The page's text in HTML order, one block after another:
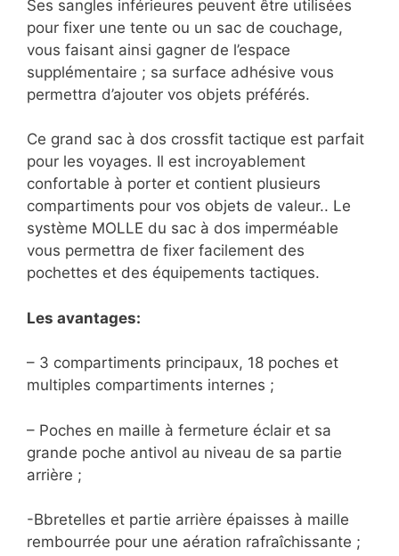
Ses sangles inférieures peuvent être utilisées
pour fixer une tente ou un sac de couchage,
vous faisant ainsi gagner de l’espace
supplémentaire ; sa surface adhésive vous
permettra d’ajouter vos objets préférés.
Ce grand sac à dos crossfit tactique est parfait
pour les voyages. Il est incroyablement
confortable à porter et contient plusieurs
compartiments pour vos objets de valeur.. Le
système MOLLE du sac à dos imperméable
vous permettra de fixer facilement des
pochettes et des équipements tactiques.
Les avantages:
– 3 compartiments principaux, 18 poches et
multiples compartiments internes ;
– Poches en maille à fermeture éclair et sa
grande poche antivol au niveau de sa partie
arrière ;
-Bbretelles et partie arrière épaisses à maille
rembourrée pour une aération rafraîchissante ;